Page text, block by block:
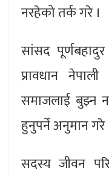
नरहेको तर्क गरे ।
सांसद पूर्णबहादुर
प्रावधान
समाजलाई बुझ्न
हुनुपर्ने अनुमान गरे
सदस्य जीवन